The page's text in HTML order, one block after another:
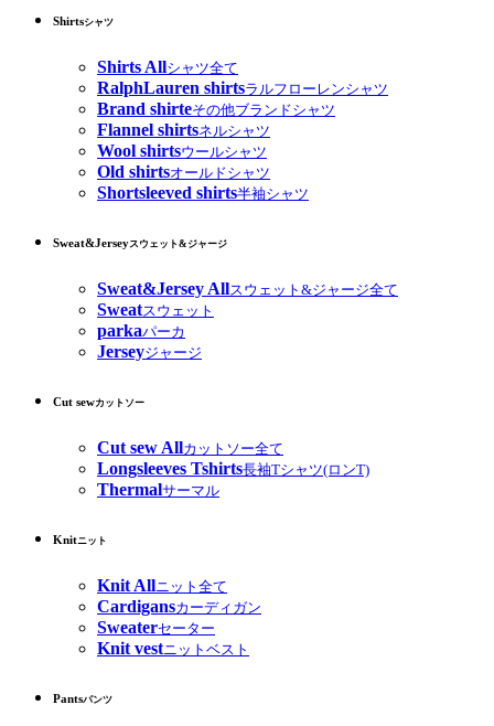
Shirtsシャツ
Shirts Allシャツ全て
RalphLauren shirtsラルフローレンシャツ
Brand shirteその他ブランドシャツ
Flannel shirtsネルシャツ
Wool shirtsウールシャツ
Old shirtsオールドシャツ
Shortsleeved shirts半袖シャツ
Sweat&Jerseyスウェット&ジャージ
Sweat&Jersey Allスウェット&ジャージ全て
Sweatスウェット
parkaパーカ
Jerseyジャージ
Cut sewカットソー
Cut sew Allカットソー全て
Longsleeves Tshirts長袖Tシャツ(ロンT)
Thermalサーマル
Knitニット
Knit Allニット全て
Cardigansカーディガン
Sweaterセーター
Knit vestニットベスト
Pantsパンツ